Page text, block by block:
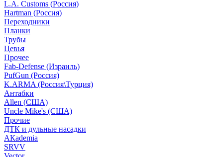
L.A. Customs (Россия)
Hartman (Россия)
Переходники
Планки
Трубы
Цевья
Прочее
Fab-Defense (Израиль)
PufGun (Россия)
K.ARMA (Россия\Турция)
Антабки
Allen (США)
Uncle Mike's (США)
Прочие
ДТК и дульные насадки
АКademia
SRVV